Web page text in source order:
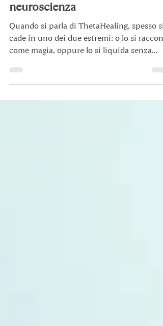
Perché il ThetaHealing può
funzionare, anche visto dalla
neuroscienza
Quando si parla di ThetaHealing, spesso si
cade in uno dei due estremi: o lo si
potrebbe accadere, a livello psicofisiologico,